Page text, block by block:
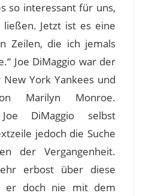
so interessant für uns,
Jetzt ist es eine
Zeilen, die ich jemals
Joe DiMaggio war der
New York Yankees und
Marilyn Monroe.
DiMaggio selbst
jedoch die Suche
der Vergangenheit.
erbost über diese
er doch nie mit dem